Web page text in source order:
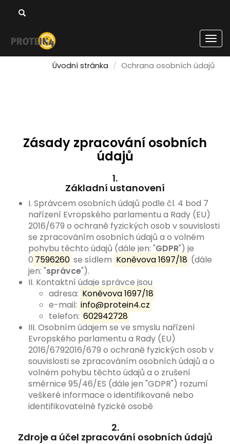
Úvodní stránka Ochrana osobních údajů
Zásady zpracování osobních
údajů
1.
Základní ustanovení
I. Správcem osobních údajů podle čl. 4 bod 7
nařízení Evropského parlamentu a Rady (EU)
2016/679 o ochraně fyzických osob v souvislosti
se zpracováním osobních údajů a o volném
pohybu těchto údajů (dále jen: "GDPR") je
0 7596260 se sídlem Koněvova 1697/18 (dále
jen: "správce").
II. Kontaktní údaje správce jsou
adresa: Koněvova 1697/18
e-mail: info@protein4.cz
telefon:602942728
III. Osobním údajem se ve smyslu nařízení
Evropského parlamentu a Rady (EU)
2016/6792016/679 o ochraně fyzických osob v
souvislosti se zpracováním osobních údajů a o
volném pohybu těchto údajů a o zrušení
směrnice 95/46/ES (dále jen "GDPR") rozumí
veškeré informace o identifikované nebo
identifikovatelné fyzické osobě
2.
Zdroje a účel zpracování osobních údajů